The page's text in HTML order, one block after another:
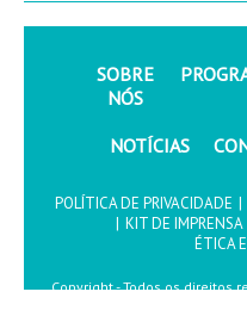
SOBRE
NÓS
NOTÍCIAS
POLÍTICA DE PRIVACIDADE |
| KIT DE IMPRENSA
ÉTICA
Copyright - Todos os direitos